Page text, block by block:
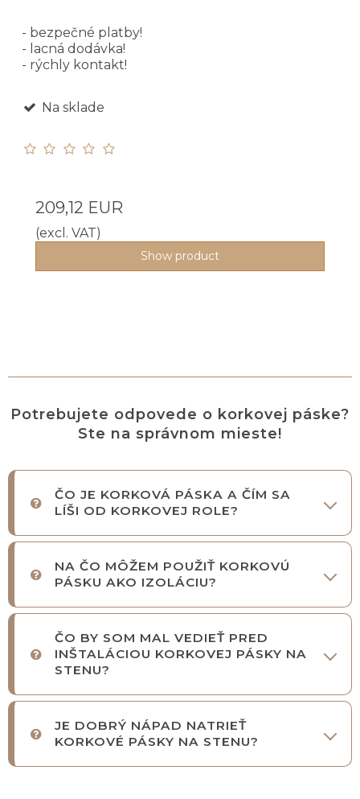
- bezpečné platby!
- lacná dodávka!
- rýchly kontakt!
Na sklade
209,12 EUR
(excl. VAT)
Show product
Potrebujete odpovede o korkovej páske?
Ste na správnom mieste!
ČO JE KORKOVÁ PÁSKA A ČÍM SA
LÍŠI OD KORKOVEJ ROLE?
NA ČO MÔŽEM POUŽIŤ KORKOVÚ
PÁSKU AKO IZOLÁCIU?
ČO BY SOM MAL VEDIEŤ PRED
INŠTALÁCIOU KORKOVEJ PÁSKY NA
STENU?
JE DOBRÝ NÁPAD NATRIEŤ
KORKOVÉ PÁSKY NA STENU?